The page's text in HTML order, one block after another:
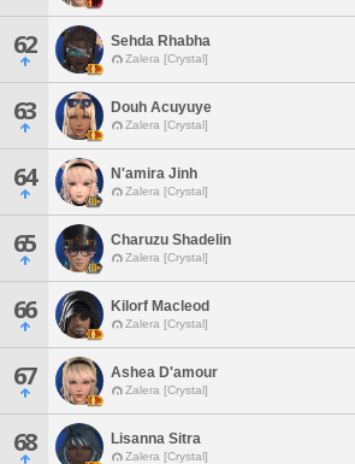
62 Sehda Rhabha
Zalera [Crystal]
63 Douh Acuyuye
Zalera [Crystal]
64 N'amira Jinh
Zalera [Crystal]
65 Charuzu Shadelin
Zalera [Crystal]
66 Kilorf Macleod
Zalera [Crystal]
67 Ashea D'amour
Zalera [Crystal]
68 Lisanna Sitra
Zalera [Crystal]